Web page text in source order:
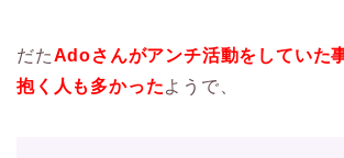
だたAdoさんがアンチ活動をしていた
抱く人も多かったようで、